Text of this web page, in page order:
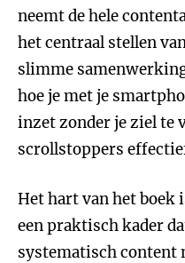
neemt de hele
het centraal stellen
slimme
hoe je met je
inzet zonder je ziel te
scrollstoppers
Het hart van het boek
een praktisch kader
systematisch content